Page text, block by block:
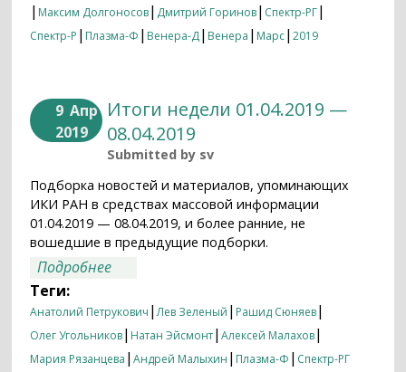
| Максим Долгоносов| Дмитрий Горинов| Спектр-РГ|
Спектр-Р | Плазма-Ф | Венера-Д| Венера | Марс|2019
9 Апр
2019
Итоги недели 01.04.2019 —
08.04.2019
Submitted by sv
Подборка новостей и материалов, упоминающих
ИКИ РАН в средствах массовой информации
01.04.2019 — 08.04.2019, и более ранние, не
вошедшие в предыдущие подборки.
Подробнее
Теги:
Анатолий Петрукович |Лев Зеленый | Рашид Сюняев|
Олег Угольников| Натан Эйсмонт|Алексей Малахов|
Мария Рязанцева |Андрей Малыхин | Плазма-Ф | Спектр-РГ